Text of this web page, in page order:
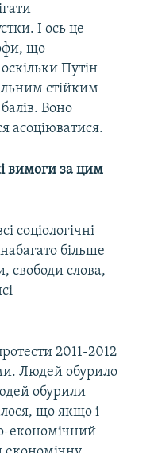
І ось це
що
Путін
стійким
Воно
асоціюватися.
вимоги за цим
соціологічні
більше
свободи слова,
2011-2012
Людей обурило
обурили
що якщо і
економічний